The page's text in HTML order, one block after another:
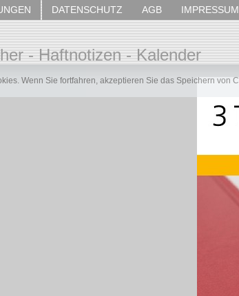
DATENSCHUTZ AGB IMPRESSUM
- Haftnotizen - Kalender